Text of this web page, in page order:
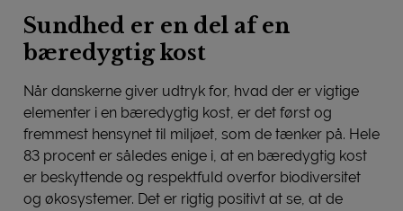
Sundhed er en del af en
bæredygtig kost
Når danskerne giver udtryk for, hvad der er vigtige
elementer i en bæredygtig kost, er det først og
fremmest hensynet til miljøet, som de tænker på. Hele
83 procent er således enige i, at en bæredygtig kost
er beskyttende og respektfuld overfor biodiversitet
og økosystemer. Det er rigtig positivt at se, at de